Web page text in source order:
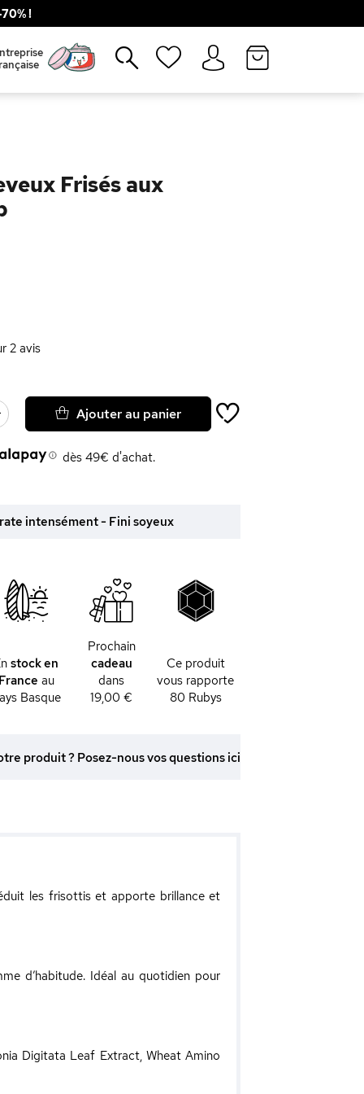
!
Frisés aux
2avis
dès 49€ d'achat.
Ajouter au panier
intensément - Fini soyeux
stock en
France au
Basque
Prochain
cadeau
dans
19,00 €
Ce produit
vous rapporte
80 Rubys
produit ? Posez-nous vos questions ici
les frisottis et apporte brillance et
d’habitude. Idéal au quotidien pour
Digitata Leaf Extract, Wheat Amino